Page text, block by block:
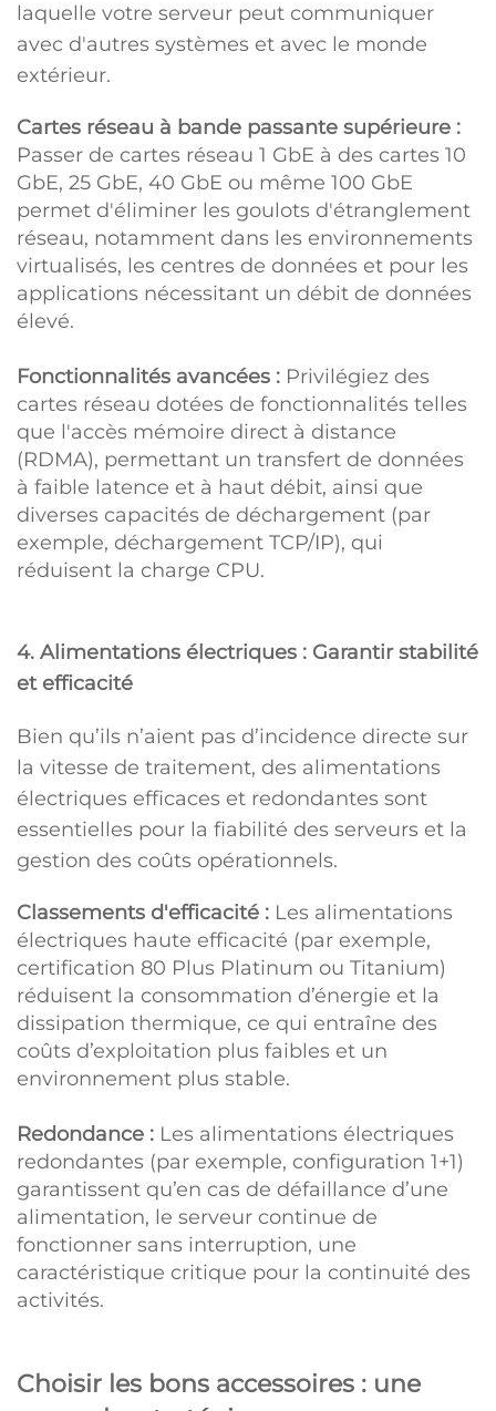
laquelle votre serveur peut communiquer
avec d'autres systèmes et avec le monde
extérieur.
Cartes réseau à bande passante supérieure :
Passer de cartes réseau 1 GbE à des cartes 10
GbE, 25 GbE, 40 GbE ou même 100 GbE
permet d'éliminer les goulots d'étranglement
réseau, notamment dans les environnements
virtualisés, les centres de données et pour les
applications nécessitant un débit de données
élevé.
Fonctionnalités avancées : Privilégiez des
cartes réseau dotées de fonctionnalités telles
que l'accès mémoire direct à distance
(RDMA), permettant un transfert de données
à faible latence et à haut débit, ainsi que
diverses capacités de déchargement (par
exemple, déchargement TCP/IP), qui
réduisent la charge CPU.
4. Alimentations électriques : Garantir stabilité
et efficacité
Bien qu’ils n’aient pas d’incidence directe sur
la vitesse de traitement, des alimentations
électriques efficaces et redondantes sont
essentielles pour la fiabilité des serveurs et la
gestion des coûts opérationnels.
Classements d'efficacité : Les alimentations
électriques haute efficacité (par exemple,
certification 80 Plus Platinum ou Titanium)
réduisent la consommation d’énergie et la
dissipation thermique, ce qui entraîne des
coûts d’exploitation plus faibles et un
environnement plus stable.
Redondance : Les alimentations électriques
redondantes (par exemple, configuration 1+1)
garantissent qu’en cas de défaillance d’une
alimentation, le serveur continue de
fonctionner sans interruption, une
caractéristique critique pour la continuité des
activités.
Choisir les bons accessoires : une